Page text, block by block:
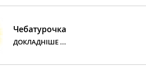
Чебатурочка
ДОКЛАДНІШЕ ...